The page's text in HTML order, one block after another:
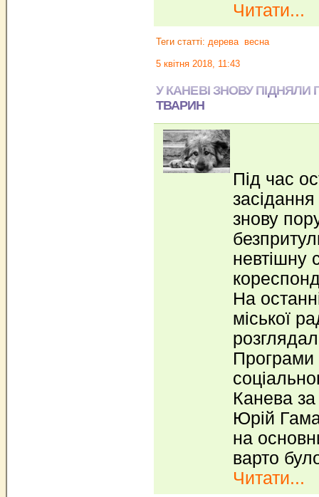
Читати...
Теги статті: дерева весна
5 квітня 2018, 11:43
У КАНЕВІ ЗНОВУ
ТВАРИН
Під час
знову
невтішну
На
міської
Програми
Канева
Юрій
на
варто
Читати...